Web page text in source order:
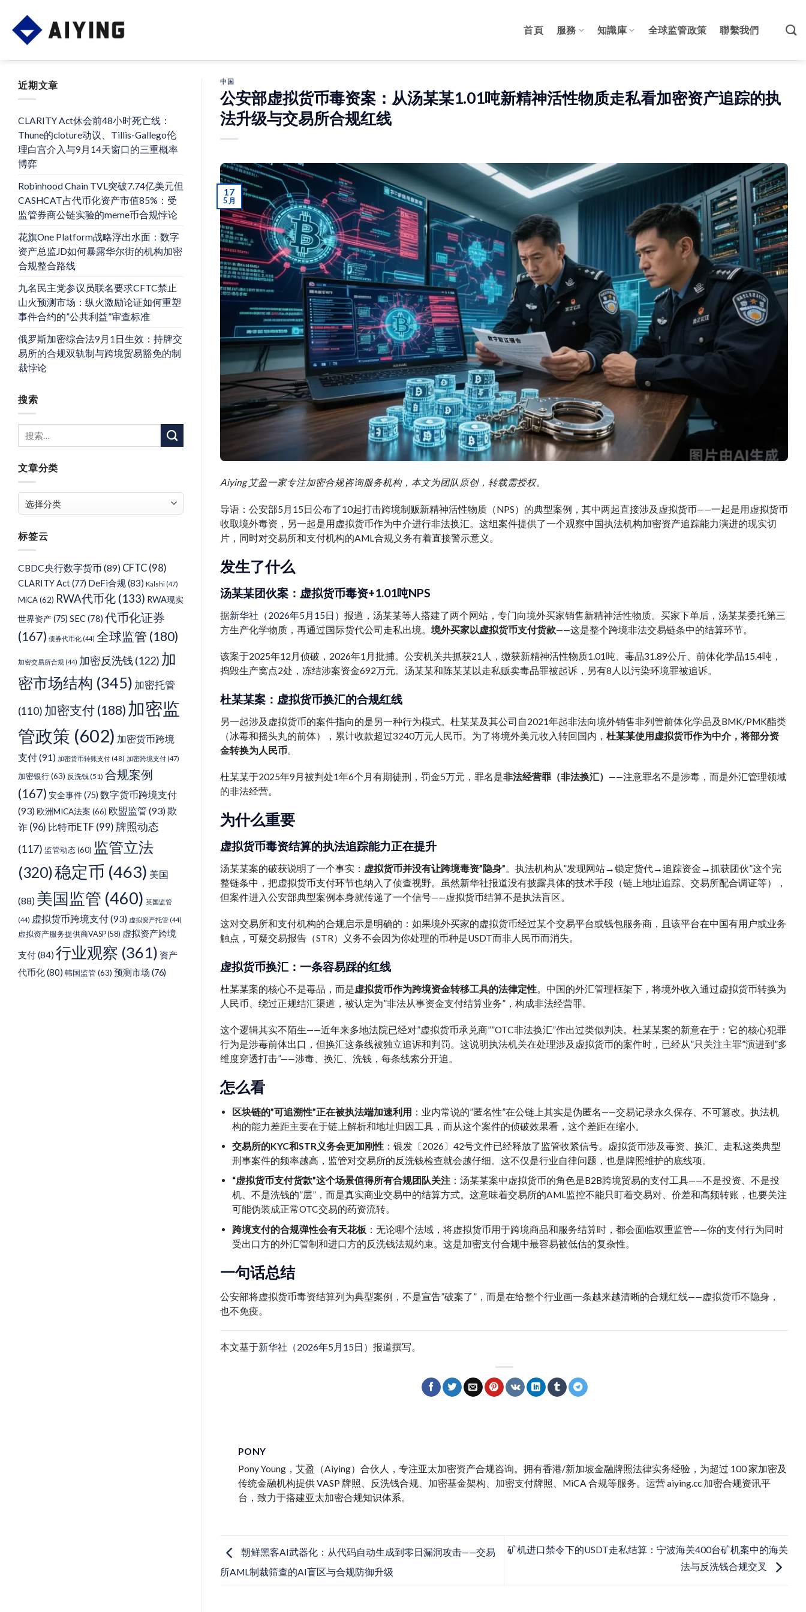
content
首頁 服務 知識庫 全球监管政策 聯繫我們
近期文章
CLARITY Act休会前48小时死亡线：
Thune的cloture动议、Tillis-Gallego伦
理白宫介入与9月14天窗口的三重概率
博弈
Robinhood Chain TVL突破7.74亿美元但
CASHCAT占代币化资产市值85%：受
监管券商公链实验的meme币合规悖论
花旗One Platform战略浮出水面：数字
资产总监JD如何暴露华尔街的机构加密
合规整合路线
九名民主党参议员联名要求CFTC禁止
山火预测市场：纵火激励论证如何重塑
事件合约的”公共利益”审查标准
俄罗斯加密综合法9月1日生效：持牌交
易所的合规双轨制与跨境贸易豁免的制
裁悖论
搜索
文章分类
章
类
标签云
CBDC央行数字货币 (89) CFTC (98)
CLARITY Act(77) DeFi合规(83) Kalshi (47)
MiCA(62) RWA代币化 (133) RWA现实
世界资产(75) SEC(78) 代币化证券
(167) 债券代币化 (44) 全球监管 (180)
加密交易所合规 (44) 加密反洗钱 (122) 加
密市场结构 (345) 加密托管
(110) 加密支付 (188) 加密监
管政策 (602) 加密货币跨境
支付(91) 加密货币转账支付 (48) 加密跨境支付 (47)
加密银行(63) 反洗钱(51) 合规案例
(167) 安全事件(75) 数字货币跨境支付
(93)欧洲MICA法案 (66) 欧盟监管 (93)欺
诈 (96) 比特币ETF (99) 牌照动态
(117) 监管动态(60) 监管立法
(320)稳定币 (463) 美国
(88) 美国监管 (460) 英国监管
(44) 虚拟货币跨境支付(93) 虚拟资产托管 (44)
虚拟资产服务提供商VASP(58) 虚拟资产跨境
支付(84) 行业观察 (361) 资产
代币化(80) 韩国监管(63) 预测市场 (76)
中国
公安部虚拟货币毒资案：从汤某某1.01吨新精神活性物质走私看加密资产追踪的执
法升级与交易所合规红线
17
5 月
Aiying 艾盈一家专注加密合规咨询服务机构，本文为团队原创，转载需授权。
导语：公安部5月15日公布了10起打击跨境制贩新精神活性物质（NPS）的典型案例，其中两起直接涉及虚拟货币——一起是用虚拟货币
收取境外毒资，另一起是用虚拟货币作为中介进行非法换汇。这组案件提供了一个观察中国执法机构加密资产追踪能力演进的现实切
片，同时对交易所和支付机构的AML合规义务有着直接警示意义。
发生了什么
汤某某团伙案：虚拟货币毒资+1.01吨NPS
据新华社（2026年5月15日） 报道，汤某某等人搭建了两个网站，专门向境外买家销售新精神活性物质。买家下单后，汤某某委托第三
方生产化学物质，再通过国际货代公司走私出境。 境外买家以虚拟货币支付货款——这是整个跨境非法交易链条中的结算环节。
该案于2025年12月侦破，2026年1月批捕。公安机关共抓获21人，缴获新精神活性物质1.01吨、毒品31.89公斤、前体化学品15.4吨，
捣毁生产窝点2处，冻结涉案资金692万元。汤某某和陈某某以走私贩卖毒品罪被起诉，另有8人以污染环境罪被追诉。
杜某某案：虚拟货币换汇的合规红线
另一起涉及虚拟货币的案件指向的是另一种行为模式。杜某某及其公司自2021年起非法向境外销售非列管前体化学品及BMK/PMK酯类
（冰毒和摇头丸的前体），累计收款超过3240万元人民币。为了将境外美元收入转回国内， 杜某某使用虚拟货币作为中介，将部分资
金转换为人民币。
杜某某于2025年9月被判处1年6个月有期徒刑，罚金5万元，罪名是非法经营罪（非法换汇） ——注意罪名不是涉毒，而是外汇管理领域
的非法经营。
为什么重要
虚拟货币毒资结算的执法追踪能力正在提升
汤某某案的破获说明了一个事实： 虚拟货币并没有让跨境毒资”隐身”。执法机构从”发现网站→锁定货代→追踪资金→抓获团伙”这个完
整链条中，把虚拟货币支付环节也纳入了侦查视野。虽然新华社报道没有披露具体的技术手段（链上地址追踪、交易所配合调证等），
但案件进入公安部典型案例本身就传递了一个信号——虚拟货币结算不是执法盲区。
这对交易所和支付机构的合规启示是明确的：如果境外买家的虚拟货币经过某个交易平台或钱包服务商，且该平台在中国有用户或业务
触点，可疑交易报告（STR）义务不会因为你处理的币种是USDT而非人民币而消失。
虚拟货币换汇：一条容易踩的红线
杜某某案的核心不是毒品，而是虚拟货币作为跨境资金转移工具的法律定性。中国的外汇管理框架下，将境外收入通过虚拟货币转换为
人民币、绕过正规结汇渠道，被认定为”非法从事资金支付结算业务”，构成非法经营罪。
这个逻辑其实不陌生——近年来多地法院已经对”虚拟货币承兑商””OTC非法换汇”作出过类似判决。杜某某案的新意在于：它的核心犯罪
行为是涉毒前体出口，但换汇这条线被独立追诉和判罚。这说明执法机关在处理涉及虚拟货币的案件时，已经从”只关注主罪”演进到”多
维度穿透打击”——涉毒、换汇、洗钱，每条线索分开追。
怎么看
区块链的”可追溯性”正在被执法端加速利用 ：业内常说的”匿名性”在公链上其实是伪匿名——交易记录永久保存、不可篡改。执法机
构的能力差距主要在于链上解析和地址归因工具，而从这个案件的侦破效果看，这个差距在缩小。
交易所的KYC和STR义务会更加刚性 ：银发〔2026〕42号文件已经释放了监管收紧信号。虚拟货币涉及毒资、换汇、走私这类典型
刑事案件的频率越高，监管对交易所的反洗钱检查就会越仔细。这不仅是行业自律问题，也是牌照维护的底线项。
“虚拟货币支付货款”这个场景值得所有合规团队关注 ：汤某某案中虚拟货币的角色是B2B跨境贸易的支付工具——不是投资、不是投
机、不是洗钱的”层”，而是真实商业交易中的结算方式。这意味着交易所的AML监控不能只盯着交易对、价差和高频转账，也要关注
可能伪装成正常OTC交易的药资流转。
跨境支付的合规弹性会有天花板 ：无论哪个法域，将虚拟货币用于跨境商品和服务结算时，都会面临双重监管——你的支付行为同时
受出口方的外汇管制和进口方的反洗钱法规约束。这是加密支付合规中最容易被低估的复杂性。
一句话总结
公安部将虚拟货币毒资结算列为典型案例，不是宣告”破案了”，而是在给整个行业画一条越来越清晰的合规红线——虚拟货币不隐身，
也不免疫。
本文基于新华社（2026年5月15日） 报道撰写。
PONY
Pony Young，艾盈（Aiying）合伙人，专注亚太加密资产合规咨询。拥有香港/新加坡金融牌照法律实务经验，为超过 100 家加密及
传统金融机构提供 VASP 牌照、反洗钱合规、加密基金架构、加密支付牌照、MiCA 合规等服务。运营 aiying.cc 加密合规资讯平
台，致力于搭建亚太加密合规知识体系。
朝鲜黑客AI武器化：从代码自动生成到零日漏洞攻击——交易
所AML制裁筛查的AI盲区与合规防御升级
矿机进口禁令下的USDT走私结算：宁波海关400台矿机案中的海关
法与反洗钱合规交叉